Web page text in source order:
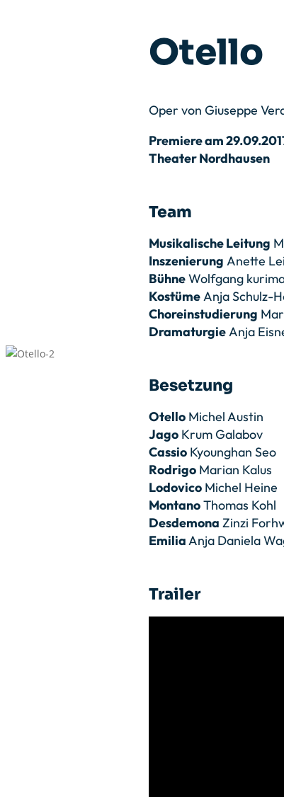
Otello
Oper von Giuseppe
Premiere am
Theater Nordhausen
Team
Musikalische Leitung
Inszenierung Anette
BühneWolfgang
KostümeAnja Schulz-
Choreinstudierung
DramaturgieAnja
Besetzung
Otello Michel Austin
Jago Krum Galabov
Cassio Kyounghan Seo
Rodrigo Marian Kalus
Lodovico Michel Heine
MontanoThomas Kohl
Desdemona Zinzi
EmiliaAnja Daniela
Trailer